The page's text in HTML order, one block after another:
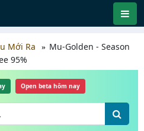
Mới Ra
Mu-Golden - Season
95%
Open beta hôm nay